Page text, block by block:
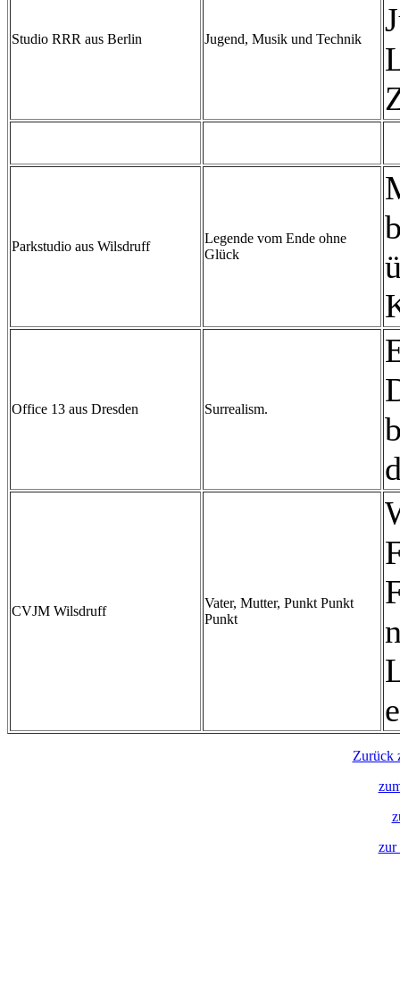
Studio RRR aus Berlin Jugend, Musik und Technik
Parkstudio aus Wilsdruff
Legende vom Ende ohne
Glück
Office 13 aus Dresden Surrealism.
CVJM Wilsdruff
Vater, Mutter, Punkt Punkt
Punkt
Zurück
zur